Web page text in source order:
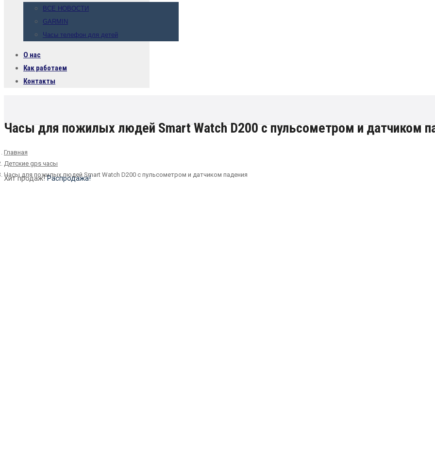
ВСЕ НОВОСТИ
GARMIN
Часы телефон для детей
О нас
Как работаем
Контакты
Часы для пожилых людей Smart Watch D200 с пульсометром и датчиком
Главная
Детские gps часы
Часы для пожилых людей Smart Watch D200 с пульсометром и датчиком падения
Хит продаж! Распродажа!